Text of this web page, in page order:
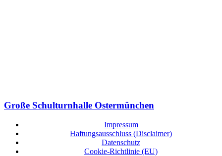
Große Schulturnhalle Ostermünchen
Impressum
Haftungsausschluss (Disclaimer)
Datenschutz
Cookie-Richtlinie (EU)